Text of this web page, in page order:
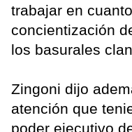
trabajar en
concientización
los basurales
Zingoni dijo
atención que
poder ejecutivo